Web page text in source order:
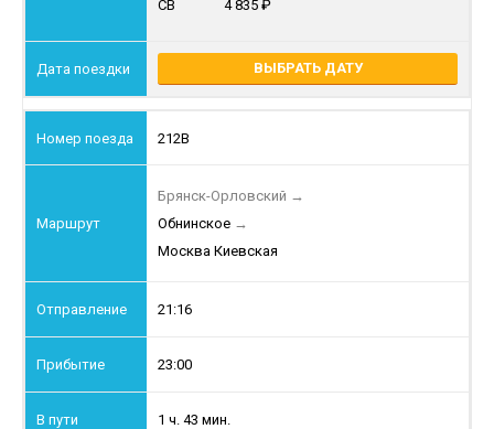
СВ 4 835
ВЫБРАТЬ ДАТУ
212В
Брянск-Орловский →
Обнинское →
Москва Киевская
21:16
23:00
1 ч. 43 мин.